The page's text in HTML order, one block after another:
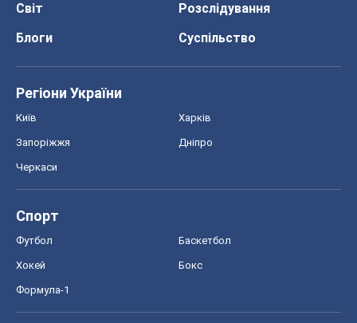
Світ
Розслідування
Блоги
Суспільство
Регіони України
Київ Харків
Запоріжжя Дніпро
Черкаси
Спорт
Футбол Баскетбол
Хокей Бокс
Формула-1